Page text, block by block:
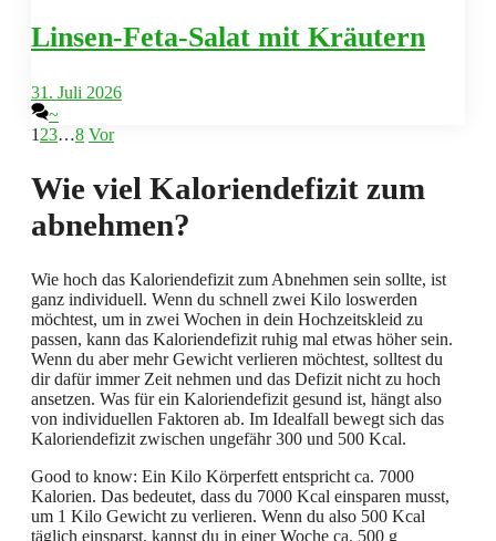
Linsen-Feta-Salat mit Kräutern
31. Juli 2026
~
1 23…8 Vor
Wie viel Kaloriendefizit zum
abnehmen?
Wie hoch das Kaloriendefizit zum Abnehmen sein sollte, ist
ganz individuell. Wenn du schnell zwei Kilo loswerden
möchtest, um in zwei Wochen in dein Hochzeitskleid zu
passen, kann das Kaloriendefizit ruhig mal etwas höher sein.
Wenn du aber mehr Gewicht verlieren möchtest, solltest du
dir dafür immer Zeit nehmen und das Defizit nicht zu hoch
ansetzen. Was für ein Kaloriendefizit gesund ist, hängt also
von individuellen Faktoren ab. Im Idealfall bewegt sich das
Kaloriendefizit zwischen ungefähr 300 und 500 Kcal.
Good to know: Ein Kilo Körperfett entspricht ca. 7000
Kalorien. Das bedeutet, dass du 7000 Kcal einsparen musst,
um 1 Kilo Gewicht zu verlieren. Wenn du also 500 Kcal
täglich einsparst, kannst du in einer Woche ca. 500 g